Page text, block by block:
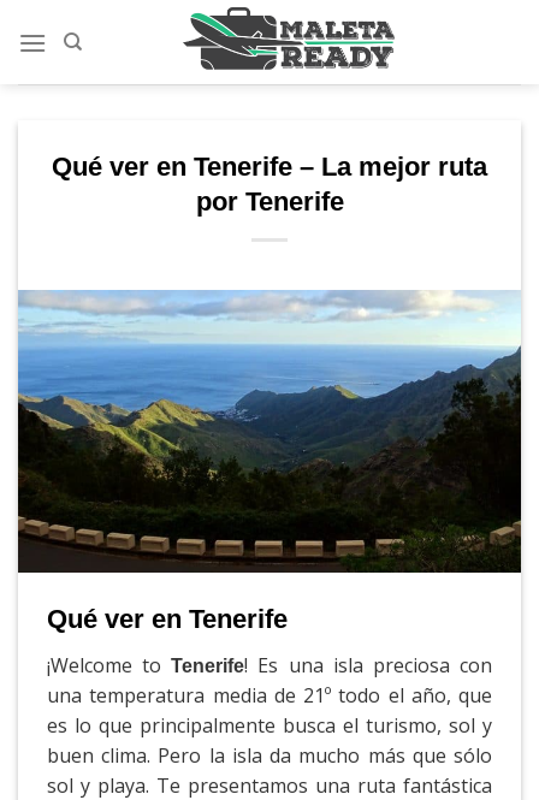
Qué ver en Tenerife – La mejor ruta
por Tenerife
Qué ver en Tenerife
¡Welcome to Tenerife! Es una isla preciosa con
una temperatura media de 21º todo el año, que
es lo que principalmente busca el turismo, sol y
buen clima. Pero la isla da mucho más que sólo
sol y playa. Te presentamos una ruta fantástica